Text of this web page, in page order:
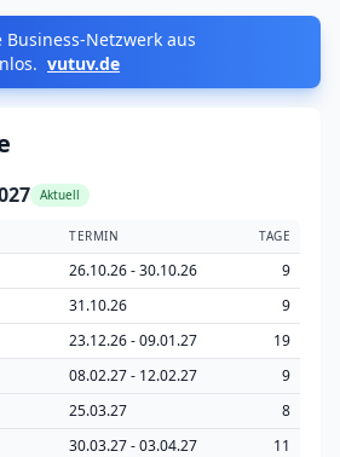
Business-Netzwerk aus
vutuv.de
Aktuell
TERMIN TAGE
26.10.26 - 30.10.26
9
31.10.26
9
23.12.26 - 09.01.27
19
08.02.27 - 12.02.27
9
25.03.27
8
30.03.27 - 03.04.27
11